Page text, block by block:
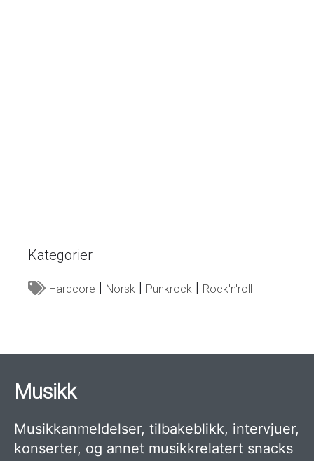
Kategorier
Hardcore Norsk Punkrock Rock'n'roll
Musikk
Musikkanmeldelser, tilbakeblikk, intervjuer,
konserter, og annet musikkrelatert snacks